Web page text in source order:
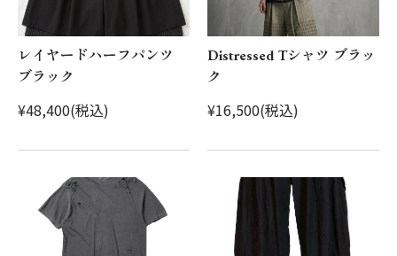
レイヤードハーフパンツ
ブラック
¥48,400(税込)
Distressed Tシャツ ブラッ
ク
¥16,500(税込)